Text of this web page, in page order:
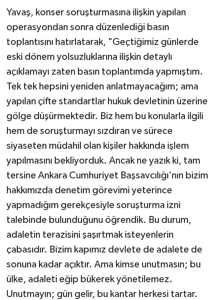
Yavaş, konser soruşturmasına ilişkin yapılan
operasyondan sonra düzenlediği basın
toplantısını hatırlatarak, "Geçtiğimiz günlerde
eski dönem yolsuzluklarına ilişkin detaylı
açıklamayı zaten basın toplantımda yapmıştım.
Tek tek hepsini yeniden anlatmayacağım; ama
yapılan çifte standartlar hukuk devletinin üzerine
gölge düşürmektedir. Biz hem bu konularla ilgili
hem de soruşturmayı sızdıran ve sürece
siyaseten müdahil olan kişiler hakkında işlem
yapılmasını bekliyorduk. Ancak ne yazık ki, tam
tersine Ankara Cumhuriyet Başsavcılığı'nın bizim
hakkımızda denetim görevimi yeterince
yapmadığım gerekçesiyle soruşturma izni
talebinde bulunduğunu öğrendik. Bu durum,
adaletin terazisini şaşırtmak isteyenlerin
çabasıdır. Bizim kapımız devlete de adalete de
sonuna kadar açıktır. Ama kimse unutmasın; bu
ülke, adaleti eğip bükerek yönetilemez.
Unutmayın; gün gelir, bu kantar herkesi tartar.